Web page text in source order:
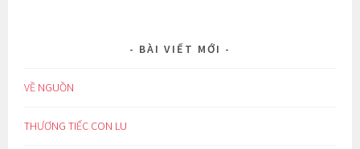
BÀI VIẾT MỚI
VỀ NGUỒN
THƯƠNG TIẾC CON LU